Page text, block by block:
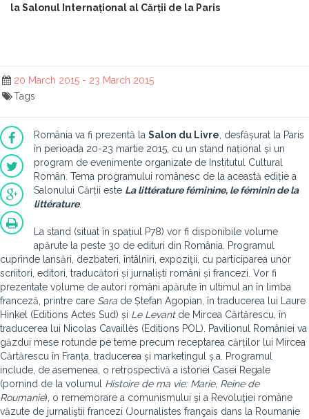
la Salonul Internațional al Cărții de la Paris
20 March 2015 - 23 March 2015
Tags
România va fi prezentă la Salon du Livre , desfășurat la Paris
în perioada 20-23 martie 2015, cu un stand național și un
program de evenimente organizate de Institutul Cultural
Român. Tema programului românesc de la această ediție a
Salonului Cărții este La littérature féminine, le féminin de la
littérature.
La stand (situat în spațiul P78) vor fi disponibile volume
apărute la peste 30 de edituri din România. Programul
cuprinde lansări, dezbateri, întâlniri, expoziţii, cu participarea unor
scriitori, editori, traducători și jurnaliști români și francezi. Vor fi
prezentate volume de autori români apărute în ultimul an în limba
franceză, printre care Sara de Ștefan Agopian, în traducerea lui Laure
Hinkel (Editions Actes Sud) și Le Levantde Mircea Cărtărescu, în
traducerea lui Nicolas Cavaillès (Editions POL). Pavilionul României va
găzdui mese rotunde pe teme precum receptarea cărților lui Mircea
Cărtărescu în Franța, traducerea și marketingul ș.a. Programul
include, de asemenea, o retrospectivă a istoriei Casei Regale
(pornind de la volumul Histoire de ma vie: Marie, Reine de
Roumanie), o rememorare a comunismului şi a Revoluţiei române
văzute de jurnaliştii francezi (Journalistes français dans la Roumanie